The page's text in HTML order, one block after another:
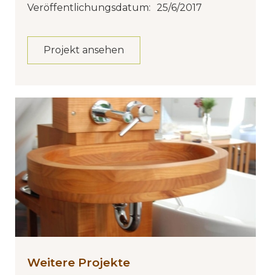
Veröffentlichungsdatum: 25/6/2017
Projekt ansehen
Weitere Projekte